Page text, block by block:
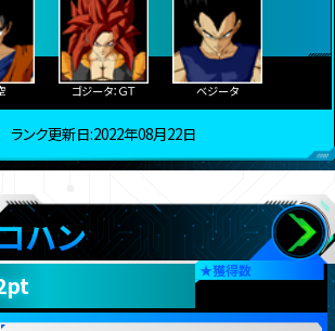
ゴジータ：ＧＴ ベジータ
ランク更新日:2022年08月22日
ハン
★獲得数